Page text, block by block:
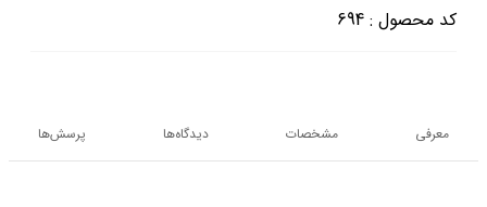
کد محصول : 694
معرفی مشخصات دیدگاه‌ها پرسش‌ها